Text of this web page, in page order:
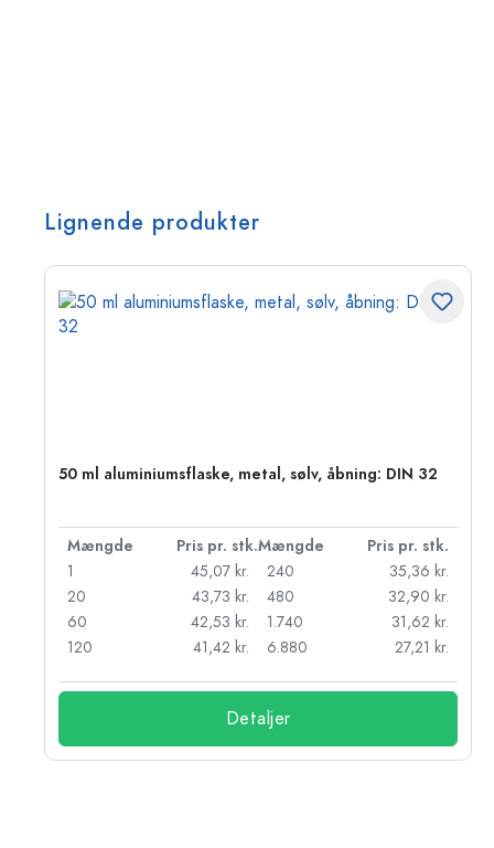
Lignende produkter
50 ml aluminiumsflaske, metal, sølv, åbning: DIN 32
Mængde Pris pr. stk.Mængde
Pris pr. stk.
1
45,07 kr.
20
43,73 kr.
60
42,53 kr.
120
41,42 kr.
240
35,36 kr.
480
32,90 kr.
1.740
31,62 kr.
6.880
27,21 kr.
Detaljer